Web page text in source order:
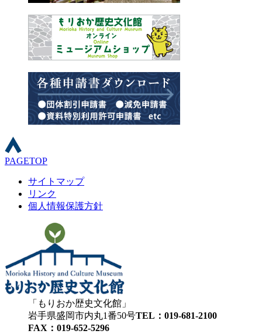
PAGETOP
サイトマップ
リンク
個人情報保護方針
もりおか歴史文化館
岩手県盛岡市内丸1番50号TEL：019-681-2100
FAX：019-652-5296